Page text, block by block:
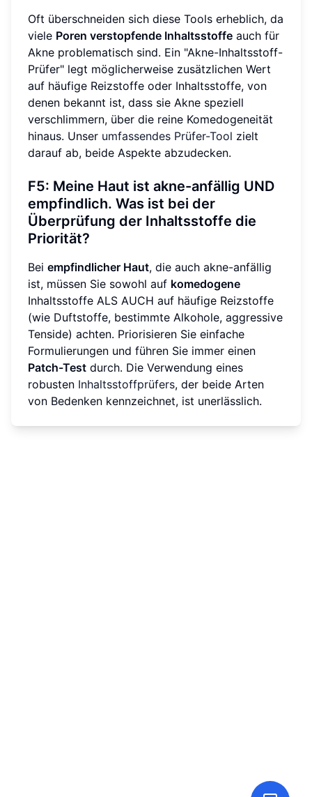
Oft überschneiden sich diese Tools erheblich, da
viele Poren verstopfende Inhaltsstoffe auch für
Akne problematisch sind. Ein "Akne-Inhaltsstoff-
Prüfer" legt möglicherweise zusätzlichen Wert
auf häufige Reizstoffe oder Inhaltsstoffe, von
denen bekannt ist, dass sie Akne speziell
verschlimmern, über die reine Komedogeneität
hinaus. Unser umfassendes Prüfer-Tool zielt
darauf ab, beide Aspekte abzudecken.
F5: Meine Haut ist akne-anfällig UND
empfindlich. Was ist bei der
Überprüfung der Inhaltsstoffe die
Priorität?
Bei empfindlicher Haut, die auch akne-anfällig
ist, müssen Sie sowohl auf komedogene
Inhaltsstoffe ALS AUCH auf häufige Reizstoffe
(wie Duftstoffe, bestimmte Alkohole, aggressive
Tenside) achten. Priorisieren Sie einfache
Formulierungen und führen Sie immer einen
Patch-Test durch. Die Verwendung eines
robusten Inhaltsstoffprüfers, der beide Arten
von Bedenken kennzeichnet, ist unerlässlich.